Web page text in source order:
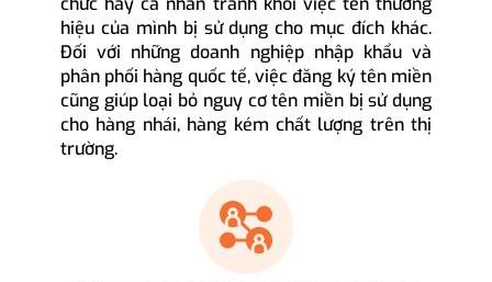
hiệu của mình bị sử dụng cho mục đích khác.
Đối với những doanh nghiệp nhập khẩu và
phân phối hàng quốc tế, việc đăng ký tên miền
cũng giúp loại bỏ nguy cơ tên miền bị sử dụng
cho hàng nhái, hàng kém chất lượng trên thị
trường.